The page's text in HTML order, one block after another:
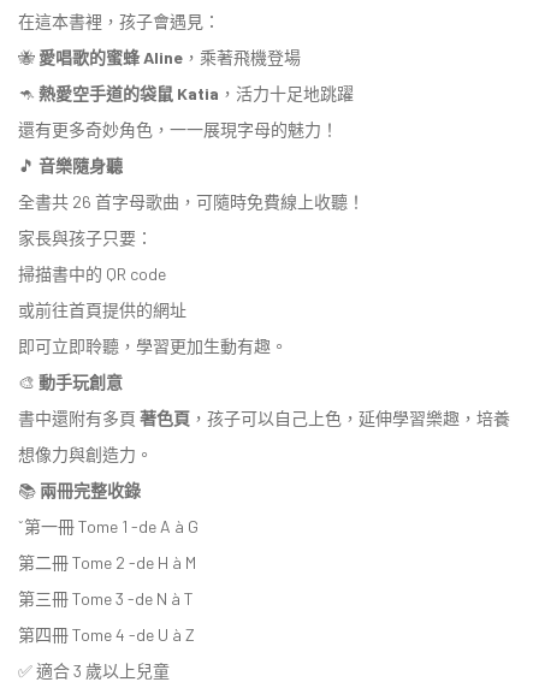
在這本書裡，孩子會遇見：
🐝 愛唱歌的蜜蜂 Aline ，乘著飛機登場
🦘 熱愛空手道的袋鼠 Katia ，活力十足地跳躍
還有更多奇妙角色，一一展現字母的魅力！
🎵 音樂隨身聽
全書共 26 首字母歌曲，可隨時免費線上收聽！
家長與孩子只要：
掃描書中的 QR code
或前往首頁提供的網址
即可立即聆聽，學習更加生動有趣。
🎨 動手玩創意
書中還附有多頁 著色頁 ，孩子可以自己上色，延伸學習樂趣，培養
想像力與創造力。
📚 兩冊完整收錄
ˇ第一冊 Tome 1 -de A à G
第二冊Tome 2 -de H à M
第三冊Tome 3 -de N à T
第四冊Tome 4 -de U à Z
✅ 適合 3 歲以上兒童